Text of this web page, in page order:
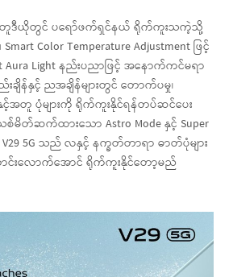
ယိုတွင် ပရော်ဖက်ရှင်နယ် ရိုက်ကူးသကဲ့သို့
Color Temperature Adjustment ဖြင့်
Aura Light နည်းပညာဖြင့် အနောက်ကင်မရာ
ချိန်နှင့် ညအချိန်များတွင် တောက်ပမှု၊
အတူ ပုံများကို ရိုက်ကူးနိုင်ရန်တပ်ဆင်ပေး
မိတ်ဆက်ထားသော Astro Mode နှင့် Super
5G သည် လနှင့် နက္ခတ်တာရာ ဓာတ်ပုံများ
င်းလောက်အောင် ရိုက်ကူးနိုင်တော့မည်